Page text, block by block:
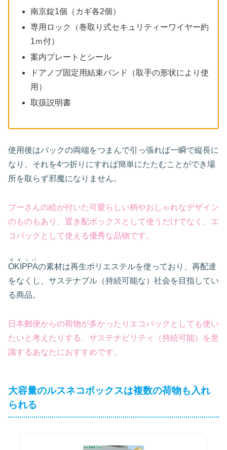
南京錠1個（カギ各2個）
専用ロック（巻取り式セキュリティーワイヤー約
1ｍ付）
案内プレートとシール
ドアノブ固定用結束バンド（取手の形状により使
用）
取扱説明書
使用後はバックの両端をつまんで引っ張れば一瞬で縦長に
なり、それを4つ折りにすれば簡単にたたむことができ場
所を取らず邪魔になりません。
プーさんの絵が付いた可愛らしい柄やおしゃれなデザイン
のものもあり、置き配ボックスとして使うだけでなく、エ
コバックとして使える優秀な品物です。
OKIPPA
オキッバ
の素材は再生ポリエステルを使っており、再配達
をなくし、サステナブル（持続可能な）社会を目指してい
る商品。
日本郵便からの荷物が多かったりエコバックとしても使い
たいと考えたりする、サステナビリティ（持続可能）
を意
識するあなたにおすすめです。
大容量のルスネコボックスは複数の荷物も入れ
られる